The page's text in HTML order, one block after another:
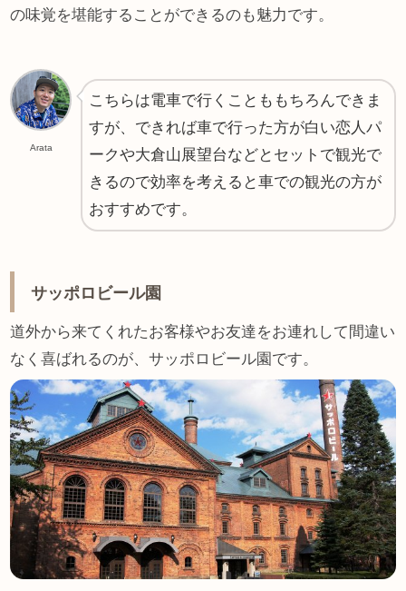
の味覚を堪能することができるのも魅力です。
Arata
こちらは電車で行くことももちろんできま
すが、できれば車で行った方が白い恋人パ
ークや大倉山展望台などとセットで観光で
きるので効率を考えると車での観光の方が
おすすめです。
サッポロビール園
道外から来てくれたお客様やお友達をお連れして間違い
なく喜ばれるのが、サッポロビール園です。